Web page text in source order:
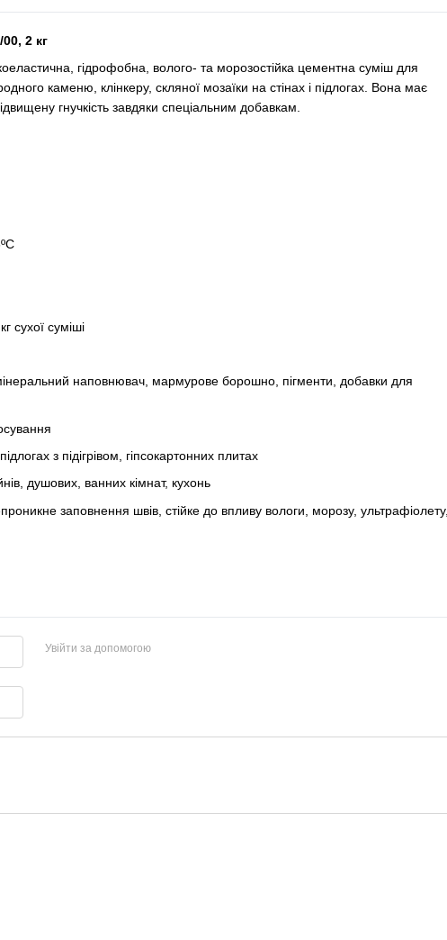
2 кг
гідрофобна, волого- та морозостійка цементна суміш для
каменю, клінкеру, скляної мозаїки на стінах і підлогах. Вона має
гнучкість завдяки спеціальним добавкам.
сухої суміші
наповнювач, мармурове борошно, пігменти, добавки для
з підігрівом, гіпсокартонних плитах
душових, ванних кімнат, кухонь
заповнення швів, стійке до впливу вологи, морозу, ультрафіолету,
Увійти за допомогою